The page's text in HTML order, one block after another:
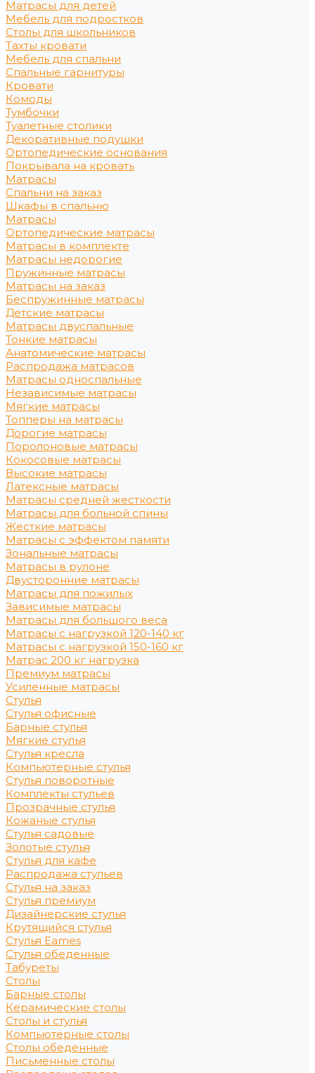
Матрасы для детей
Мебель для подростков
Столы для школьников
Тахты кровати
Мебель для спальни
Спальные гарнитуры
Кровати
Комоды
Тумбочки
Туалетные столики
Декоративные подушки
Ортопедические основания
Покрывала на кровать
Матрасы
Спальни на заказ
Шкафы в спальню
Матрасы
Ортопедические матрасы
Матрасы в комплекте
Матрасы недорогие
Пружинные матрасы
Матрасы на заказ
Беспружинные матрасы
Детские матрасы
Матрасы двуспальные
Тонкие матрасы
Анатомические матрасы
Распродажа матрасов
Матрасы односпальные
Независимые матрасы
Мягкие матрасы
Топперы на матрасы
Дорогие матрасы
Поролоновые матрасы
Кокосовые матрасы
Высокие матрасы
Латексные матрасы
Матрасы средней жесткости
Матрасы для больной спины
Жесткие матрасы
Матрасы с эффектом памяти
Зональные матрасы
Матрасы в рулоне
Двусторонние матрасы
Матрасы для пожилых
Зависимые матрасы
Матрасы для большого веса
Матрасы с нагрузкой 120-140 кг
Матрасы с нагрузкой 150-160 кг
Матрас 200 кг нагрузка
Премиум матрасы
Усиленные матрасы
Стулья
Стулья офисные
Барные стулья
Мягкие стулья
Стулья кресла
Компьютерные стулья
Стулья поворотные
Комплекты стульев
Прозрачные стулья
Кожаные стулья
Стулья садовые
Золотые стулья
Стулья для кафе
Распродажа стульев
Стулья на заказ
Стулья премиум
Дизайнерские стулья
Крутящийся стулья
Стулья Eames
Стулья обеденные
Табуреты
Столы
Барные столы
Керамические столы
Столы и стулья
Компьютерные столы
Столы обеденные
Письменные столы